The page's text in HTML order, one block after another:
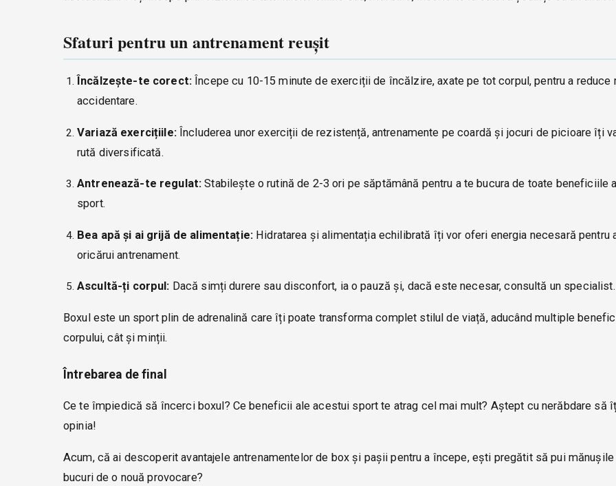
Sfaturi pentru un antrenament reușit
Încălzește-te corect: Începe cu 10-15 minute de exerciții de încălzire, axate pe tot corpul, pentru a reduce
accidentare.
Variază exercițiile:Încluderea unor exerciții de rezistență, antrenamente pe coardă și jocuri de picioare îți
rută diversificată.
Antrenează-te regulat: Stabilește o rutină de 2-3 ori pe săptămână pentru a te bucura de toate beneficiile
sport.
Bea apă și ai grijă de alimentație: Hidratarea și alimentația echilibrată îți vor oferi energia necesară pentru
oricărui antrenament.
Ascultă-ți corpul: Dacă simți durere sau disconfort, ia o pauză și, dacă este necesar, consultă un specialist.
Boxul este un sport plin de adrenalină care îți poate transforma complet stilul de viață, aducând multiple
corpului, cât și minții.
Întrebarea de final
Ce te împiedică să încerci boxul? Ce beneficii ale acestui sport te atrag cel mai mult? Aștept cu nerăbdare să
opinia!
Acum, că ai descoperit avantajele antrenamentelor de box și pașii pentru a începe, ești pregătit să pui
bucuri de o nouă provocare?